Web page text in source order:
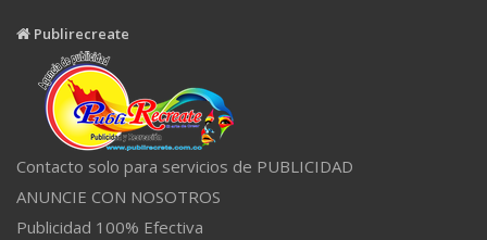
Publirecreate
Contacto solo para servicios de PUBLICIDAD
ANUNCIE CON NOSOTROS
Publicidad 100% Efectiva